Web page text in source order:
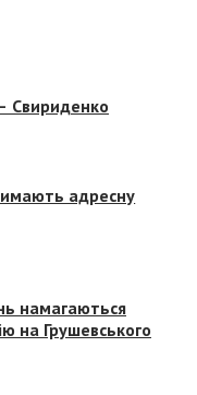
Свириденко
адресну
намагаються
на Грушевського